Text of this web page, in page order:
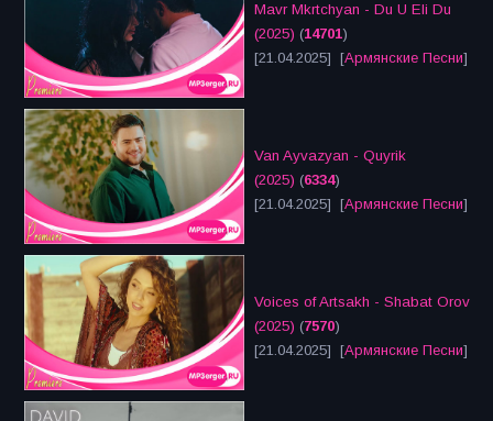
Mavr Mkrtchyan - Du U Eli Du
(2025) (14701)
[21.04.2025] [Армянские Песни]
Van Ayvazyan - Quyrik
(2025) (6334)
[21.04.2025] [Армянские Песни]
Voices of Artsakh - Shabat Orov
(2025) (7570)
[21.04.2025] [Армянские Песни]